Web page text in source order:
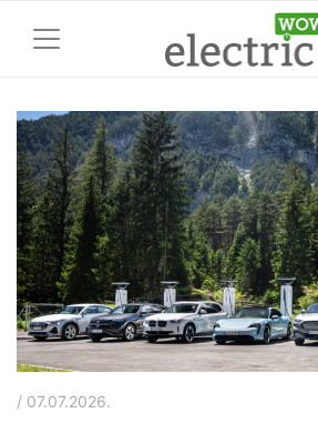
/ 07.07.2026.